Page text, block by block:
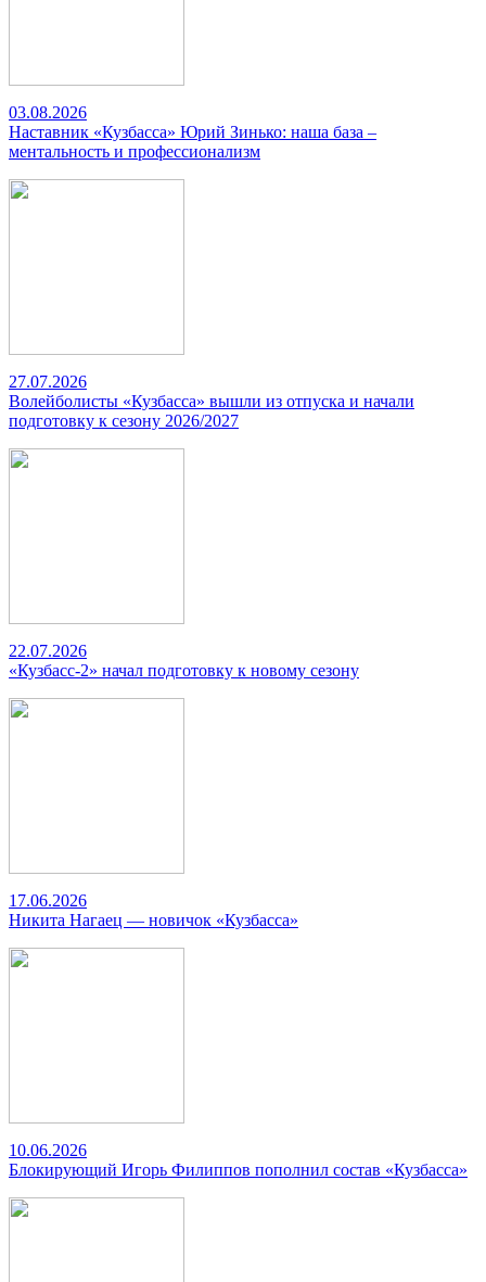
03.08.2026
Наставник «Кузбасса» Юрий Зинько: наша база –
ментальность и профессионализм
27.07.2026
Волейболисты «Кузбасса» вышли из отпуска и начали
подготовку к сезону 2026/2027
22.07.2026
«Кузбасс-2» начал подготовку к новому сезону
17.06.2026
Никита Нагаец — новичок «Кузбасса»
10.06.2026
Блокирующий Игорь Филиппов пополнил состав «Кузбасса»